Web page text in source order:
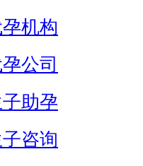
机构
公司
助孕
咨询